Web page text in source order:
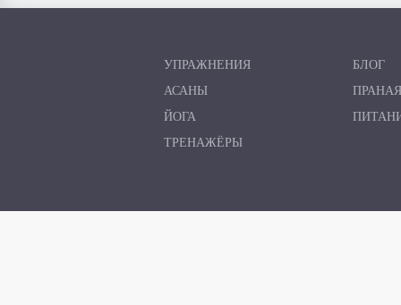
УПРАЖНЕНИЯ
БЛОГ
АСАНЫ
ЙОГА
ТРЕНАЖЁРЫ